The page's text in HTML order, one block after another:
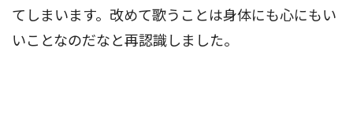
てしまいます。改めて歌うことは身体にも心にもい
いことなのだなと再認識しました。